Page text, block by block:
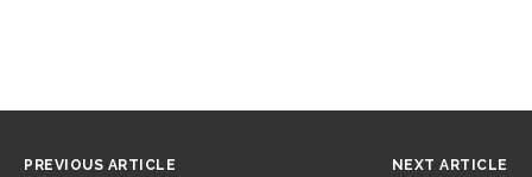
PREVIOUS ARTICLE NEXT ARTICLE